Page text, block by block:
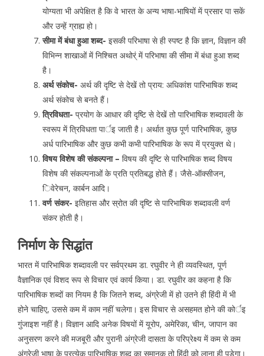
योग्यता भी अपेक्षित है कि वे भारत के अन्य भाषा-भाषियों में प्रसार पा सकें
और उन्हें ग्राह्य हो।
सीमा में बंधा हुआ शब्द- इसकी परिभाषा से ही स्पष्ट है कि ज्ञान, विज्ञान की
विभिन्न शाखाओं में निश्चित अथोर्ं में परिभाषा की सीमा में बंधा हुआ शब्द
है।
अर्थ संकोच- अर्थ की दृष्टि से देखें तो प्राय: अधिकांश पारिभाषिक शब्द
अर्थ संकोच से बनते हैं।
त्रिविधता- प्रयोग के आधार की दृष्टि से देखें तो पारिभाषिक शब्दावली के
स्वरूप में त्रिविधता पार्इ जाती है। अर्थात कुछ पूर्ण पारिभाषिक, कुछ
अर्ध पारिभाषिक और कुछ कभी कभी पारिभाषिक के रूप में प्रयुक्त थे।
विषय विशेष की संकल्पना – विषय की दृष्टि से पारिभाषिक शब्द विषय
विशेष की संकल्पनाओं के प्रति प्रतिबद्ध होते हैं। जैसे-ऑक्सीजन,
िवेरेचन, कार्बन आदि।
वर्ण संकर- इतिहास और स्रोत की दृष्टि से पारिभाषिक शब्दावली वर्ण
संकर होती है।
निर्माण के सिद्धांत
भारत में पारिभाषिक शब्दावली पर सर्वप्रथम डा. रघुवीर ने ही व्यवस्थित, पूर्ण
वैज्ञानिक एवं विशद रूप से विचार एवं कार्य किया। डा. रघुवीर का कहना है कि
पारिभाषिक शब्दों का नियम है कि जितने शब्द, अंग्रेजी में हो उतने ही हिंदी में भी
होने चाहिए, उससे कम में काम नहीं चलेगा। इस विचार से असहमत होने की कोर्इ
गुंजाइश नहीं है। विज्ञान आदि अनेक विषयों में यूरोप, अमेरिका, चीन, जापान का
अनुसरण करने की मजबूरी और पुरानी अंग्रेजी दासता के परिप्रेक्ष्य में कम से कम
अंग्रेजी भाषा के प्रत्येक पारिभाषिक शब्द का समानक तो हिंदी को लाना ही पड़ेगा।